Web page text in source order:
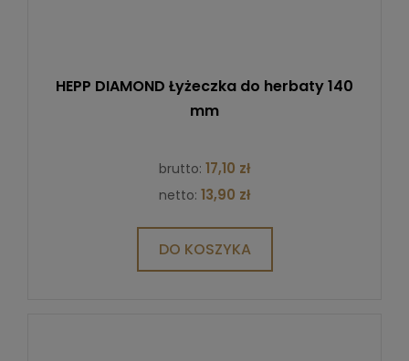
HEPP DIAMOND Łyżeczka do herbaty 140
mm
brutto: 17,10 zł
netto: 13,90 zł
DO KOSZYKA